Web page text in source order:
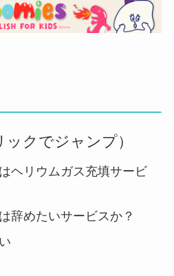
ックでジャンプ）
ヘリウムガス充填サービ
辞めたいサービスか？